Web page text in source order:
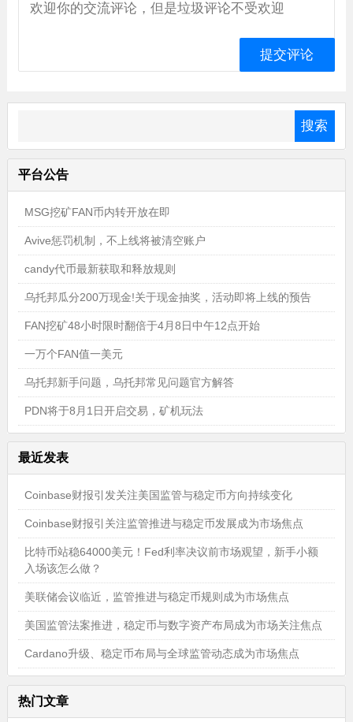
平台公告
MSG挖矿FAN币内转开放在即
Avive惩罚机制，不上线将被清空账户
candy代币最新获取和释放规则
乌托邦瓜分200万现金!关于现金抽奖，活动即将上线的预告
FAN挖矿48小时限时翻倍于4月8日中午12点开始
一万个FAN值一美元
乌托邦新手问题，乌托邦常见问题官方解答
PDN将于8月1日开启交易，矿机玩法
最近发表
Coinbase财报引发关注美国监管与稳定币方向持续变化
Coinbase财报引关注监管推进与稳定币发展成为市场焦点
比特币站稳64000美元！Fed利率决议前市场观望，新手小额
入场该怎么做？
美联储会议临近，监管推进与稳定币规则成为市场焦点
美国监管法案推进，稳定币与数字资产布局成为市场关注焦点
Cardano升级、稳定币布局与全球监管动态成为市场焦点
热门文章